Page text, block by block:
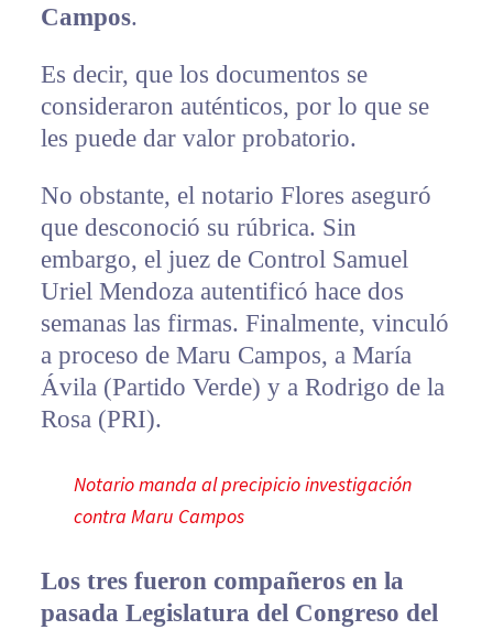
Campos.
Es decir, que los documentos se
consideraron auténticos, por lo que se
les puede dar valor probatorio.
No obstante, el notario Flores aseguró
que desconoció su rúbrica. Sin
embargo, el juez de Control Samuel
Uriel Mendoza autentificó hace dos
semanas las firmas. Finalmente, vinculó
a proceso de Maru Campos, a María
Ávila (Partido Verde) y a Rodrigo de la
Rosa (PRI).
Notario manda al precipicio investigación
contra Maru Campos
Los tres fueron compañeros en la
pasada Legislatura del Congreso del